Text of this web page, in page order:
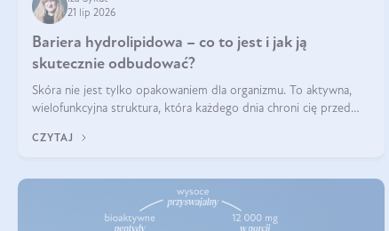
21 lip 2026
Bariera hydrolipidowa – co to jest i jak ją
skutecznie odbudować?
Skóra nie jest tylko opakowaniem dla organizmu. To aktywna,
wielofunkcyjna struktura, która każdego dnia chroni cię przed
środowiskowymi. Jednym z jej kluczowych elementów jest
CZYTAJ